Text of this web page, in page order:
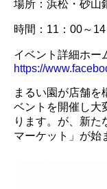
場所：浜松・砂山
時間：11：00～
イベント詳細ホー
https://
まるい園が店舗を
ベントを開催し大
ります。が、新た
マーケット」が始